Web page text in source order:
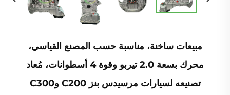
مبيعات ساخنة، مناسبة حسب المصنع القياسي،
محرك بسعة 2.0 تيربو وقوة 4 أسطوانات، مُعاد
تصنيعه لسيارات مرسيدس بنز C200 وC300